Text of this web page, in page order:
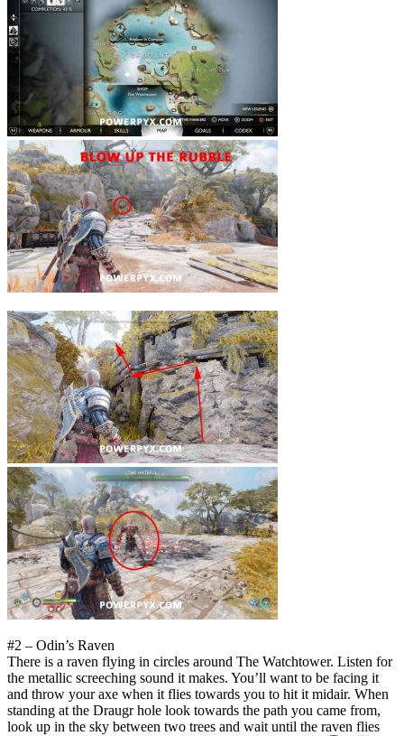
#2 – Odin’s Raven
There is a raven flying in circles around The Watchtower. Listen for
the metallic screeching sound it makes. You’ll want to be facing it
and throw your axe when it flies towards you to hit it midair. When
standing at the Draugr hole look towards the path you came from,
look up in the sky between two trees and wait until the raven flies